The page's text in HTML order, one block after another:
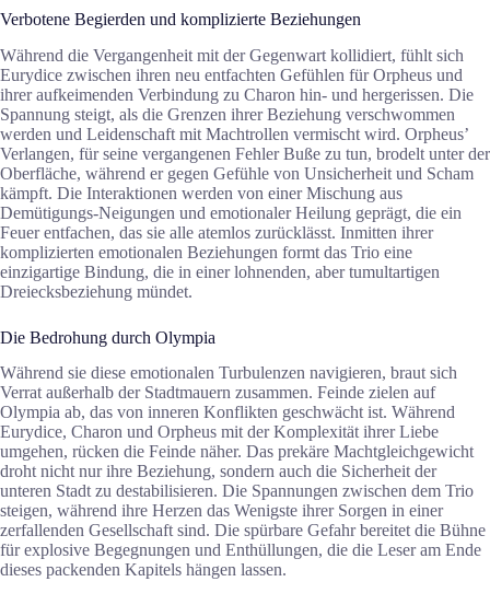
Verbotene Begierden und komplizierte Beziehungen
Während die Vergangenheit mit der Gegenwart kollidiert, fühlt sich
Eurydice zwischen ihren neu entfachten Gefühlen für Orpheus und
ihrer aufkeimenden Verbindung zu Charon hin- und hergerissen. Die
Spannung steigt, als die Grenzen ihrer Beziehung verschwommen
werden und Leidenschaft mit Machtrollen vermischt wird. Orpheus’
Verlangen, für seine vergangenen Fehler Buße zu tun, brodelt unter der
Oberfläche, während er gegen Gefühle von Unsicherheit und Scham
kämpft. Die Interaktionen werden von einer Mischung aus
Demütigungs-Neigungen und emotionaler Heilung geprägt, die ein
Feuer entfachen, das sie alle atemlos zurücklässt. Inmitten ihrer
komplizierten emotionalen Beziehungen formt das Trio eine
einzigartige Bindung, die in einer lohnenden, aber tumultartigen
Dreiecksbeziehung mündet.
Die Bedrohung durch Olympia
Während sie diese emotionalen Turbulenzen navigieren, braut sich
Verrat außerhalb der Stadtmauern zusammen. Feinde zielen auf
Olympia ab, das von inneren Konflikten geschwächt ist. Während
Eurydice, Charon und Orpheus mit der Komplexität ihrer Liebe
umgehen, rücken die Feinde näher. Das prekäre Machtgleichgewicht
droht nicht nur ihre Beziehung, sondern auch die Sicherheit der
unteren Stadt zu destabilisieren. Die Spannungen zwischen dem Trio
steigen, während ihre Herzen das Wenigste ihrer Sorgen in einer
zerfallenden Gesellschaft sind. Die spürbare Gefahr bereitet die Bühne
für explosive Begegnungen und Enthüllungen, die die Leser am Ende
dieses packenden Kapitels hängen lassen.